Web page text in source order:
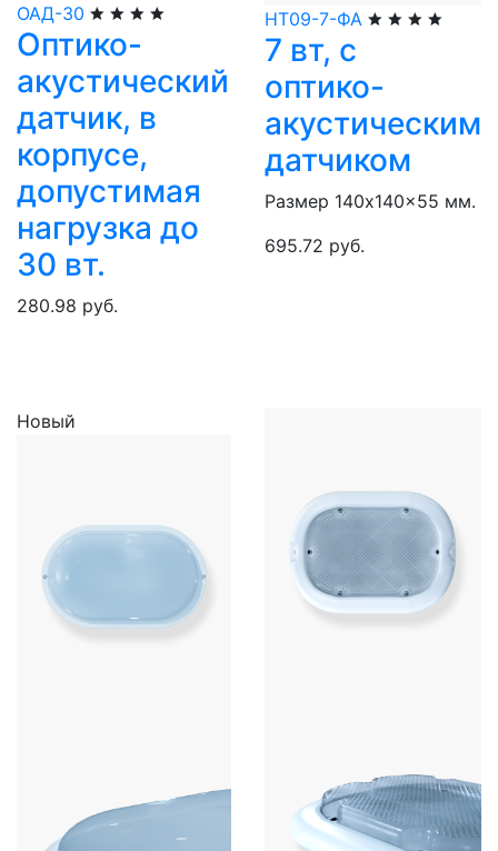
ОАД-30
Оптико-
акустический
датчик, в
корпусе,
допустимая
нагрузка до
30 вт.
280.98 руб.
НТ09-7-ФА
7 вт, с
оптико-
акустическим
датчиком
Размер 140x140x55 мм.
695.72 руб.
Новый